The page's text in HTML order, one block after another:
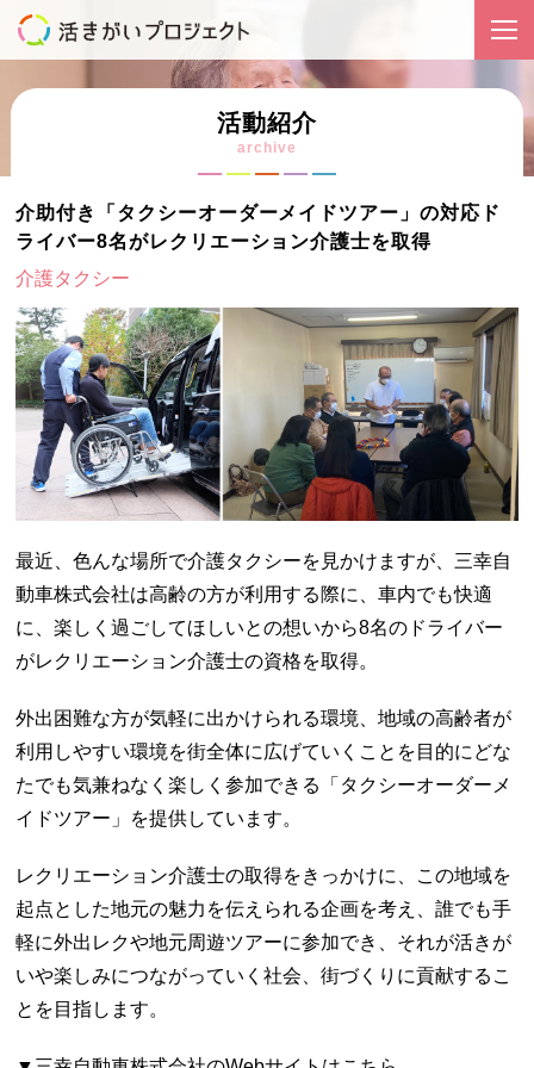
活動紹介
archive
介助付き「タクシーオーダーメイドツアー」の対応ド
ライバー8名がレクリエーション介護士を取得
介護タクシー
最近、色んな場所で介護タクシーを見かけますが、三幸自
動車株式会社は高齢の方が利用する際に、車内でも快適
に、楽しく過ごしてほしいとの想いから8名のドライバー
がレクリエーション介護士の資格を取得。
外出困難な方が気軽に出かけられる環境、地域の高齢者が
利用しやすい環境を街全体に広げていくことを目的にどな
たでも気兼ねなく楽しく参加できる「タクシーオーダーメ
イドツアー」を提供しています。
レクリエーション介護士の取得をきっかけに、この地域を
起点とした地元の魅力を伝えられる企画を考え、誰でも手
軽に外出レクや地元周遊ツアーに参加でき、それが活きが
いや楽しみにつながっていく社会、街づくりに貢献するこ
とを目指します。